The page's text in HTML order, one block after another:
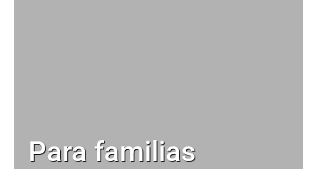
Para familias